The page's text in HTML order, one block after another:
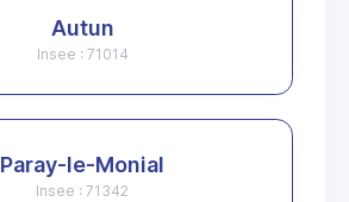
Autun
Insee : 71014
Paray-le-Monial
Insee : 71342